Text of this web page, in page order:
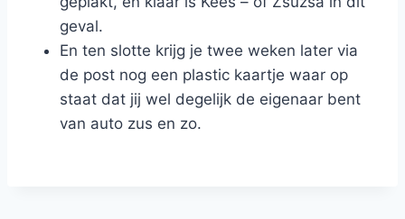
geval.
En ten slotte krijg je twee weken later via
de post nog een plastic kaartje waar op
staat dat jij wel degelijk de eigenaar bent
van auto zus en zo.